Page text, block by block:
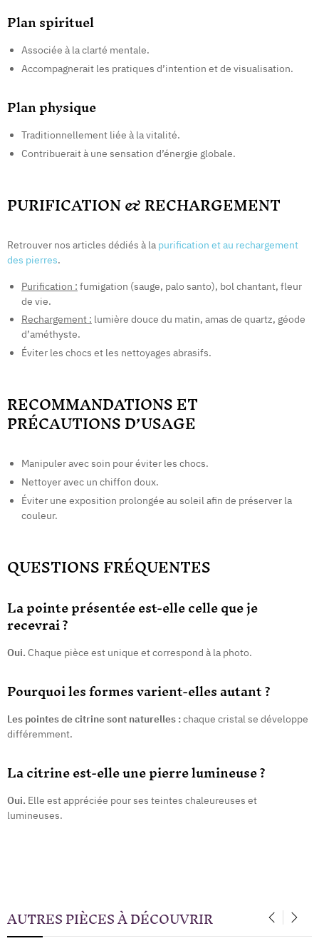
Plan spirituel
Associée à la clarté mentale.
Accompagnerait les pratiques d’intention et de visualisation.
Plan physique
Traditionnellement liée à la vitalité.
Contribuerait à une sensation d’énergie globale.
PURIFICATION & RECHARGEMENT
Retrouver nos articles dédiés à la purification et au rechargement
des pierres.
Purification : fumigation (sauge, palo santo), bol chantant, fleur
de vie.
Rechargement : lumière douce du matin, amas de quartz, géode
d’améthyste.
Éviter les chocs et les nettoyages abrasifs.
RECOMMANDATIONS ET
PRÉCAUTIONS D’USAGE
Manipuler avec soin pour éviter les chocs.
Nettoyer avec un chiffon doux.
Éviter une exposition prolongée au soleil afin de préserver la
couleur.
QUESTIONS FRÉQUENTES
La pointe présentée est-elle celle que je
recevrai ?
Oui. Chaque pièce est unique et correspond à la photo.
Pourquoi les formes varient-elles autant ?
Les pointes de citrine sont naturelles :chaque cristal se développe
différemment.
La citrine est-elle une pierre lumineuse ?
Oui. Elle est appréciée pour ses teintes chaleureuses et
lumineuses.
AUTRES PIÈCES À DÉCOUVRIR